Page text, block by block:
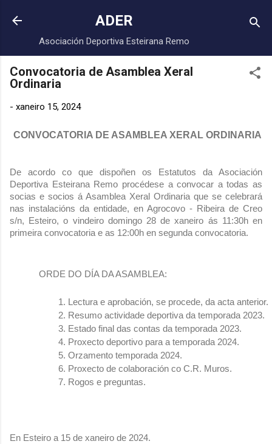
Saltar ao contido principal
ADER
Asociación Deportiva Esteirana Remo
Convocatoria de Asamblea Xeral
Ordinaria
- xaneiro 15, 2024
CONVOCATORIA DE ASAMBLEA XERAL ORDINARIA
De acordo co que dispoñen os Estatutos da Asociación
Deportiva Esteirana Remo procédese a convocar a todas as
socias e socios á Asamblea Xeral Ordinaria que se celebrará
nas instalacións da entidade, en Agrocovo - Ribeira de Creo
s/n, Esteiro, o vindeiro domingo 28 de xaneiro ás 11:30h en
primeira convocatoria e as 12:00h en segunda convocatoria.
ORDE DO DÍA DA ASAMBLEA:
Lectura e aprobación, se procede, da acta anterior.
Resumo actividade deportiva da temporada 2023.
Estado final das contas da temporada 2023.
Proxecto deportivo para a temporada 2024.
Orzamento temporada 2024.
Proxecto de colaboración co C.R. Muros.
Rogos e preguntas.
En Esteiro a 15 de xaneiro de 2024.